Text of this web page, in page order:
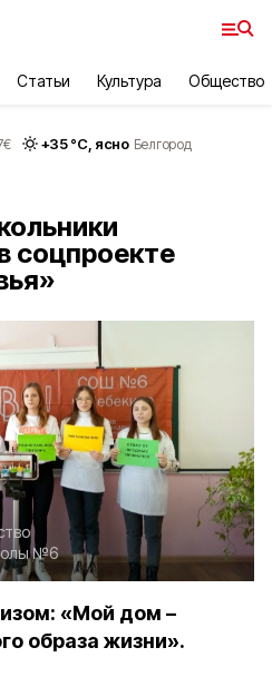
Статьи Культура Общество
€ +35°С, ясно Белгород
соцпроекте
№6
«Мой дом –
образа жизни».